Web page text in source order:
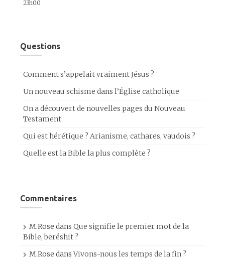
23h00
Questions
Comment s’appelait vraiment Jésus ?
Un nouveau schisme dans l’Église catholique
On a découvert de nouvelles pages du Nouveau
Testament
Qui est hérétique ? Arianisme, cathares, vaudois ?
Quelle est la Bible la plus complète ?
Commentaires
M.Rose dans Que signifie le premier mot de la
Bible, beréshit ?
M.Rose dansVivons-nous les temps de la fin ?